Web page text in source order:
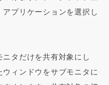
プリケーションを選択し
タだけを共有対象にし
ィンドウをサブモニタに